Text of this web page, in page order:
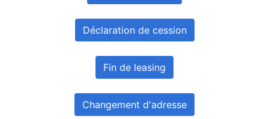
Déclaration de cession
Fin de leasing
Changement d'adresse